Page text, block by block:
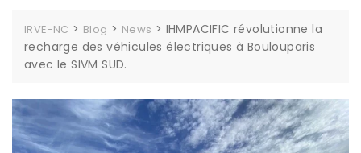
IRVE-NC > Blog > News > IHMPACIFIC révolutionne la
recharge des véhicules électriques à Boulouparis
avec le SIVM SUD.